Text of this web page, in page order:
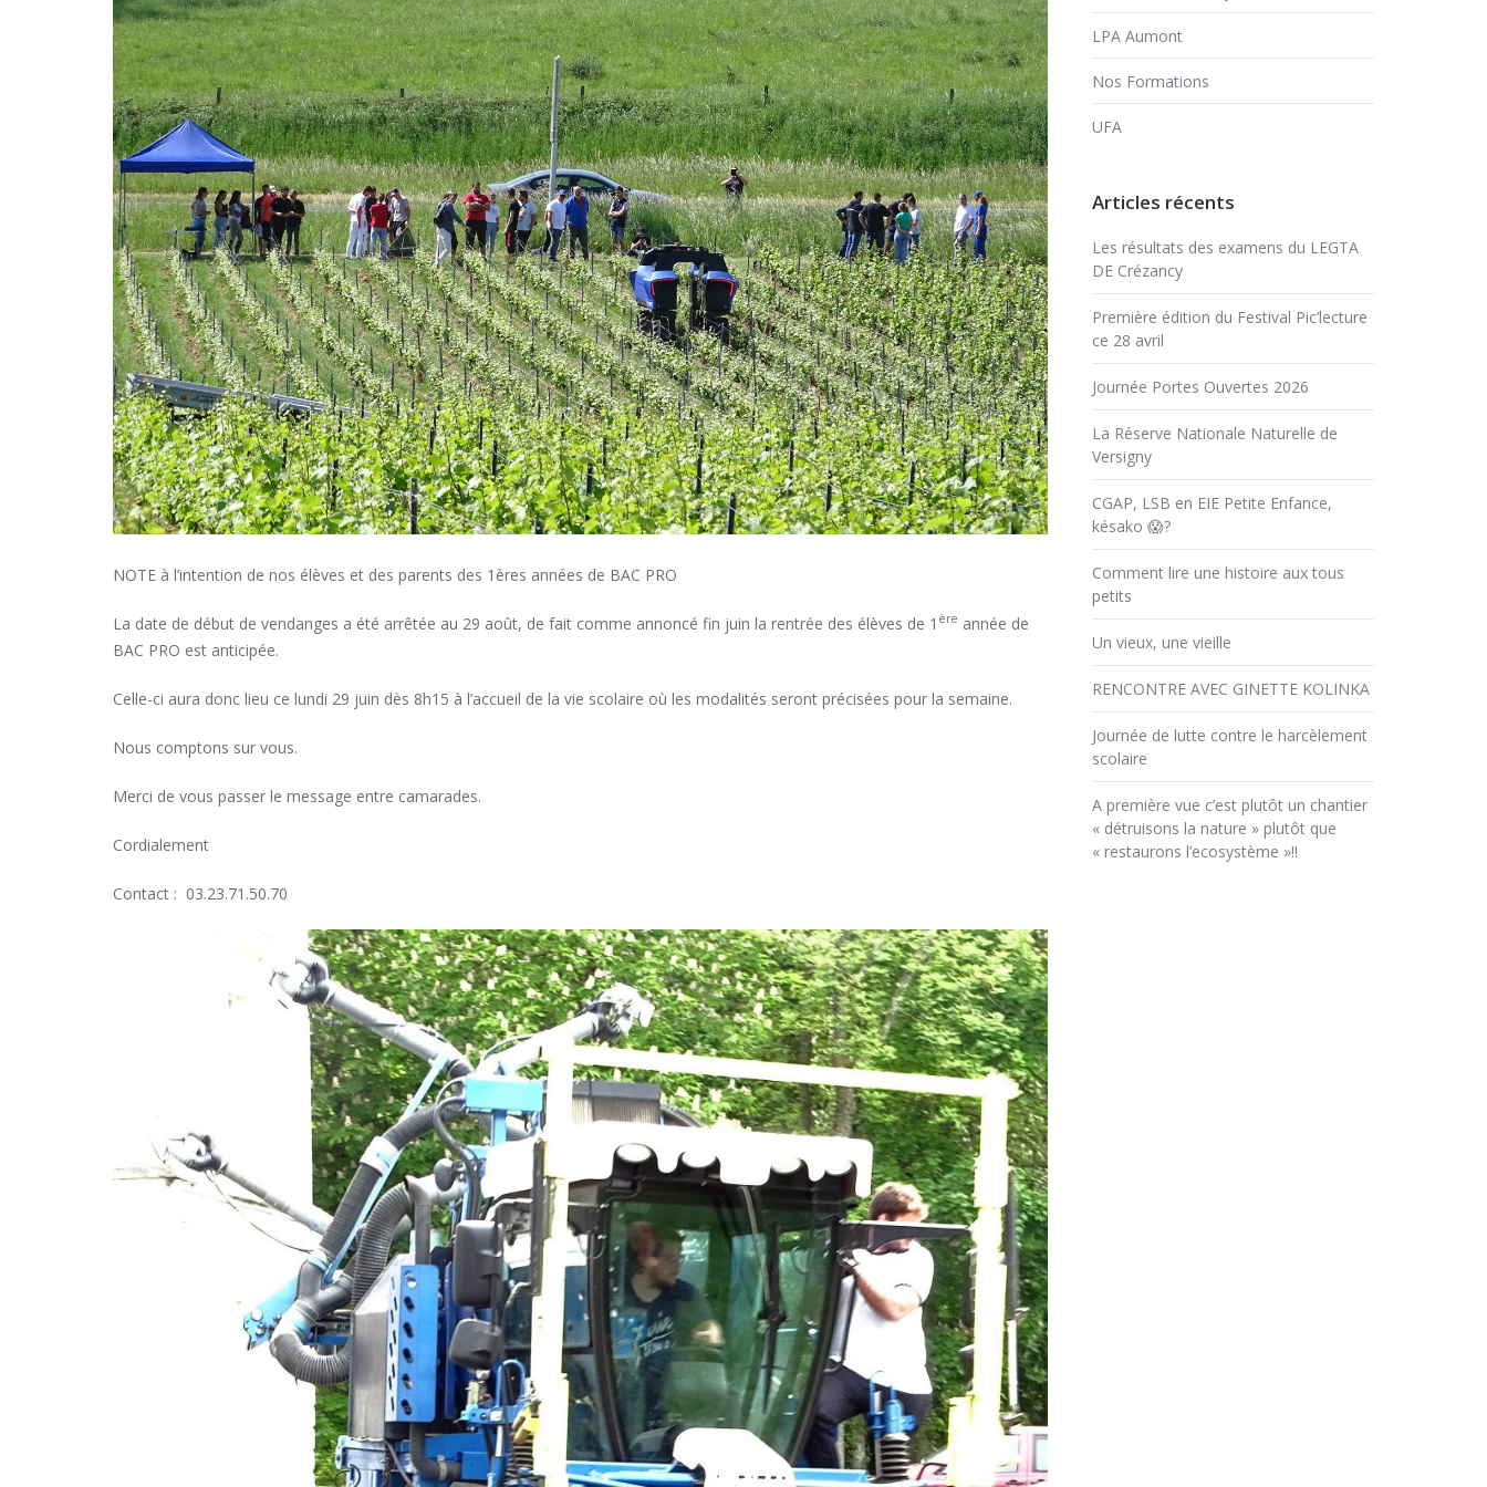
NOTE à l’intention de nos élèves et des parents des 1ères années de BAC PRO
La date de début de vendanges a été arrêtée au 29 août, de fait comme annoncé fin juin la rentrée des élèves de 1 ère année de
BAC PRO est anticipée.
Celle-ci aura donc lieu ce lundi 29 juin dès 8h15 à l’accueil de la vie scolaire où les modalités seront précisées pour la semaine.
Nous comptons sur vous.
Merci de vous passer le message entre camarades.
Cordialement
Contact : 03.23.71.50.70
LPA Aumont
Nos Formations
UFA
Articles récents
Les résultats des examens du LEGTA
DE Crézancy
Première édition du Festival Pic’lecture
ce 28 avril
Journée Portes Ouvertes 2026
La Réserve Nationale Naturelle de
Versigny
CGAP, LSB en EIE Petite Enfance,
késako 😱?
Comment lire une histoire aux tous
petits
Un vieux, une vieille
RENCONTRE AVEC GINETTE KOLINKA
Journée de lutte contre le harcèlement
scolaire
A première vue c’est plutôt un chantier
« détruisons la nature » plutôt que
« restaurons l’ecosystème »!!